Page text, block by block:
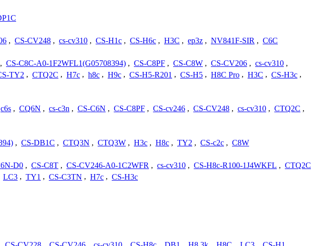
, CS-CV248 , cs-cv310 , CS-H1c , CS-H6c , H3C , ep3z , NV841F-SIR , C6C
, CS-C8C-A0-1F2WFL1(G05708394) , CS-C8PF , CS-C8W , CS-CV206 , cs-cv310 ,
TY2 , CTQ2C , H7c , h8c , H9c , CS-H5-R201 , CS-H5 , H8C Pro , H3C , CS-H3c ,
c6s , CQ6N , cs-c3n , CS-C6N , CS-C8PF , CS-cv246 , CS-CV248 , cs-cv310 , CTQ2C ,
, CS-DB1C , CTQ3N , CTQ3W , H3c , H8c , TY2 , CS-c2c , C8W
D0 , CS-C8T , CS-CV246-A0-1C2WFR , cs-cv310 , CS-H8c-R100-1J4WKFL , CTQ2C
LC3 , TY1 , CS-C3TN , H7c , CS-H3c